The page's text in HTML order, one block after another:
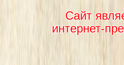
Сайт
интернет-